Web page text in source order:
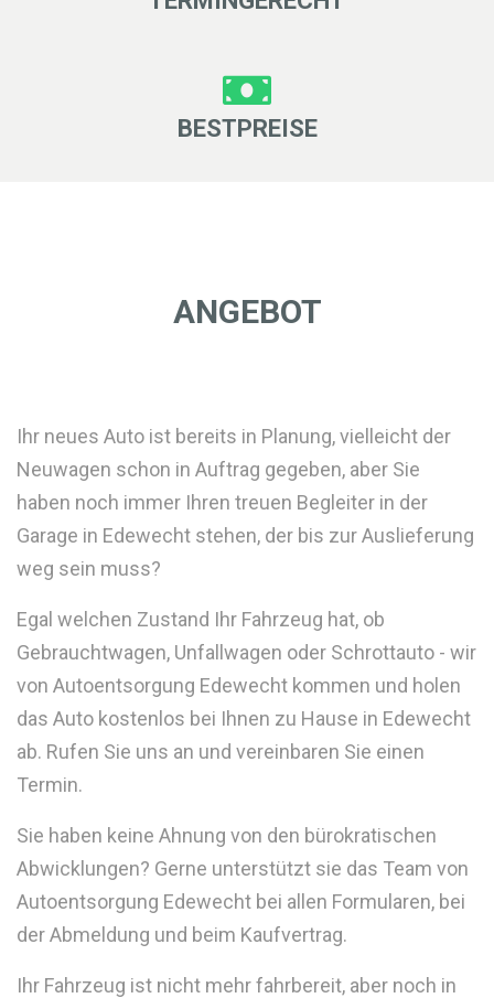
BESTPREISE
ANGEBOT
Ihr neues Auto ist bereits in Planung, vielleicht der
Neuwagen schon in Auftrag gegeben, aber Sie
haben noch immer Ihren treuen Begleiter in der
Garage in Edewecht stehen, der bis zur Auslieferung
weg sein muss?
Egal welchen Zustand Ihr Fahrzeug hat, ob
Gebrauchtwagen, Unfallwagen oder Schrottauto - wir
von Autoentsorgung Edewecht kommen und holen
das Auto kostenlos bei Ihnen zu Hause in Edewecht
ab. Rufen Sie uns an und vereinbaren Sie einen
Termin.
Sie haben keine Ahnung von den bürokratischen
Abwicklungen? Gerne unterstützt sie das Team von
Autoentsorgung Edewecht bei allen Formularen, bei
der Abmeldung und beim Kaufvertrag.
Ihr Fahrzeug ist nicht mehr fahrbereit, aber noch in